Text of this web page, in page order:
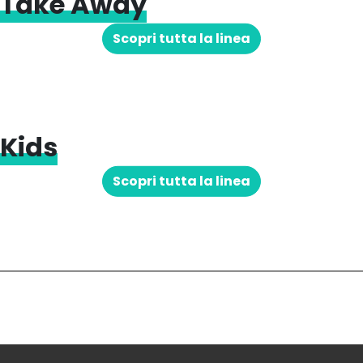
Scopri tutta la linea
Kids
Scopri tutta la linea